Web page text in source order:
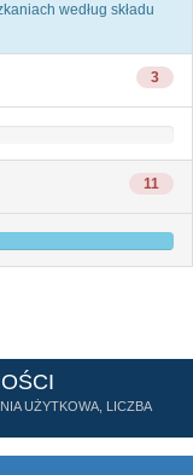
według składu
3
11
UŻYTKOWA, LICZBA